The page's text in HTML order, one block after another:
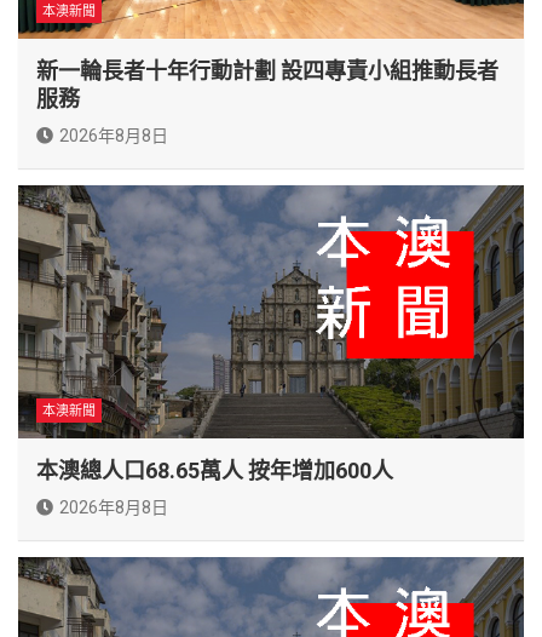
本澳新聞
新一輪長者十年行動計劃 設四專責小組推動長者
服務
2026年8月8日
本澳新聞
本澳總人口68.65萬人 按年增加600人
2026年8月8日